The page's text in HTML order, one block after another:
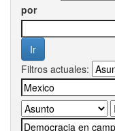
por
Filtros actuales: